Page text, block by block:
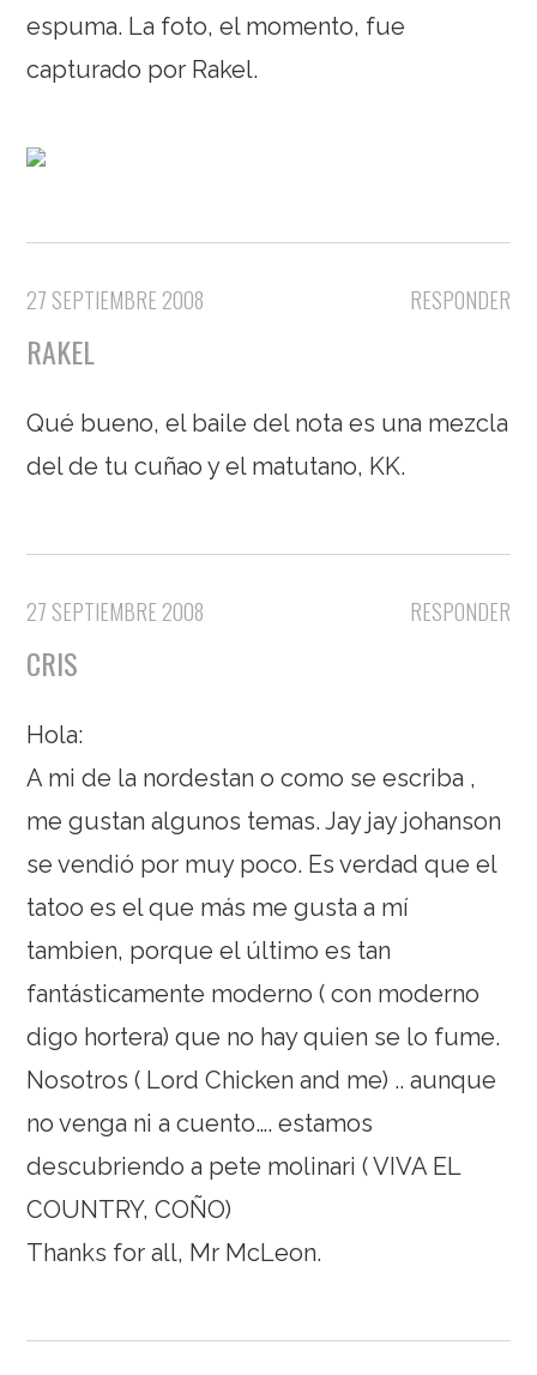
espuma. La foto, el momento, fue
capturado por Rakel.
RESPONDER
27 SEPTIEMBRE 2008
RAKEL
Qué bueno, el baile del nota es una mezcla
del de tu cuñao y el matutano, KK.
RESPONDER
27 SEPTIEMBRE 2008
CRIS
Hola:
A mi de la nordestan o como se escriba ,
me gustan algunos temas. Jay jay johanson
se vendió por muy poco. Es verdad que el
tatoo es el que más me gusta a mí
tambien, porque el último es tan
fantásticamente moderno ( con moderno
digo hortera) que no hay quien se lo fume.
Nosotros ( Lord Chicken and me) .. aunque
no venga ni a cuento…. estamos
descubriendo a pete molinari ( VIVA EL
COUNTRY, COÑO)
Thanks for all, Mr McLeon.